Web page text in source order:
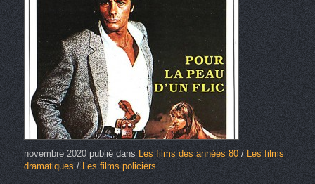
novembre 2020publié dans Les films des années 80/ Les films
dramatiques /Les films policiers